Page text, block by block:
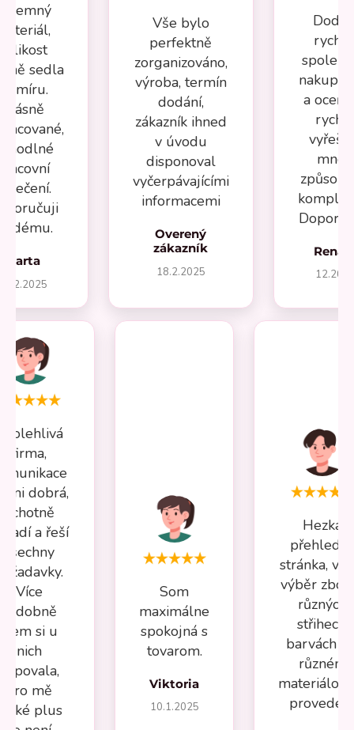
sedla
míru.
Krásně
Marta
Vše bylo
perfektně
zorganizováno,
výroba, termín
dodání,
zákazník ihned
v úvodu
disponoval
vyčerpávajícími
informacemi
Overený
zákazník
18.2.2025
a
mnou
firma,
dobrá,
ochotně
a řeší
všechny
Více
nádobně
jsem si u
nich
pro mě
plus
Som
maximálne
spokojná s
tovarom.
Viktoria
10.1.2025
Hezká
stránka,
výběr
různých
střihech,
barvách a
různém